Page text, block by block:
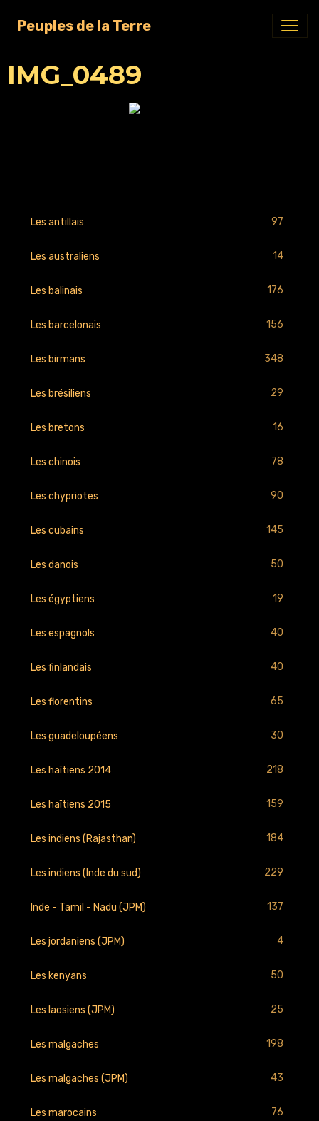
Peuples de la Terre
IMG_0489
Les antillais 97
Les australiens 14
Les balinais 176
Les barcelonais 156
Les birmans 348
Les brésiliens 29
Les bretons 16
Les chinois 78
Les chypriotes 90
Les cubains 145
Les danois 50
Les égyptiens 19
Les espagnols 40
Les finlandais 40
Les florentins 65
Les guadeloupéens 30
Les haïtiens 2014 218
Les haïtiens 2015 159
Les indiens (Rajasthan) 184
Les indiens (Inde du sud) 229
Inde - Tamil - Nadu (JPM) 137
Les jordaniens (JPM) 4
Les kenyans 50
Les laosiens (JPM) 25
Les malgaches 198
Les malgaches (JPM) 43
Les marocains 76